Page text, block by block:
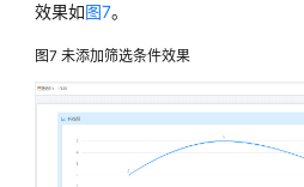
流
定
制
个
性
化
效果如图7。
图7 未添加筛选条件效果